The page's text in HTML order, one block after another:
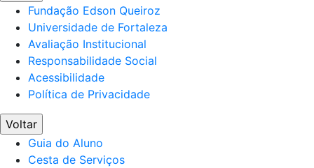
Fundação Edson Queiroz
Universidade de Fortaleza
Avaliação Institucional
Responsabilidade Social
Acessibilidade
Política de Privacidade
Voltar
Guia do Aluno
Cesta de Serviços